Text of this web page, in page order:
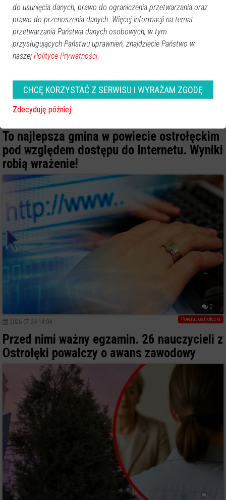
To najlepsza gmina w powiecie ostrołęckim
pod względem dostępu do Internetu. Wyniki
robią wrażenie!
0
Powiat ostrołecki
2026-07-24 14:04
Przed nimi ważny egzamin. 26 nauczycieli z
Ostrołęki powalczy o awans zawodowy
1
do usunięcia danych, prawo do ograniczenia przetwarzania oraz
prawo do przenoszenia danych. Więcej informacji na temat
przetwarzania Państwa danych osobowych, w tym
przysługujących Państwu uprawnień, znajdziecie Państwo w
naszej Polityce Prywatności.
CHCĘ KORZYSTAĆ Z SERWISU I WYRAŻAM ZGODĘ
Zdecyduję później